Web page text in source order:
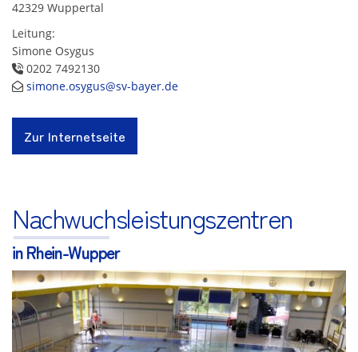
42329 Wuppertal
Leitung:
Simone Osygus
0202 7492130
simone.osygus@sv-bayer.de
Zur Internetseite
Nachwuchsleistungszentren
in Rhein-Wupper